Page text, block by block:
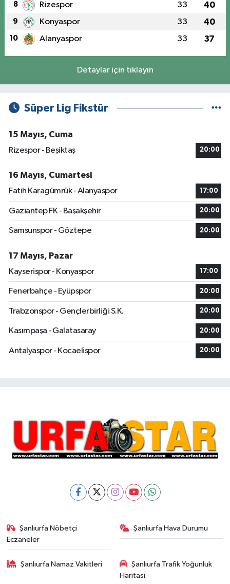
8 Rizespor 33 40
9 Konyaspor 33 40
10 Alanyaspor 33 37
Detaylar için tıklayın
Süper Lig Fikstür
15 Mayıs, Cuma
Rizespor - Beşiktaş
20:00
16 Mayıs, Cumartesi
Fatih Karagümrük - Alanyaspor
17:00
Gaziantep FK - Başakşehir 20:00
Samsunspor - Göztepe 20:00
17 Mayıs, Pazar
Kayserispor - Konyaspor
17:00
Fenerbahçe - Eyüpspor 20:00
Trabzonspor - Gençlerbirliği S.K. 20:00
Kasımpaşa - Galatasaray 20:00
Antalyaspor - Kocaelispor 20:00
Şanlıurfa Nöbetçi
Eczaneler
Şanlıurfa Hava Durumu
Şanlıurfa Namaz Vakitleri
Şanlıurfa Trafik Yoğunluk
Haritası